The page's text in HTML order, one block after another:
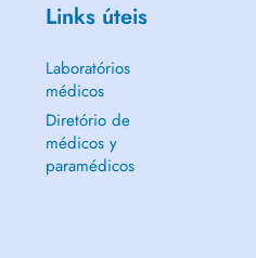
Links úteis
Laboratórios
médicos
Diretório de
médicos y
paramédicos